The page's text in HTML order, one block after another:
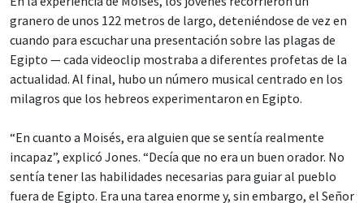
granero de unos 122 metros de largo, deteniéndose de vez en
cuando para escuchar una presentación sobre las plagas de
Egipto — cada videoclip mostraba a diferentes profetas de la
actualidad. Al final, hubo un número musical centrado en los
milagros que los hebreos experimentaron en Egipto.
“En cuanto a Moisés, era alguien que se sentía realmente
incapaz”, explicó Jones. “Decía que no era un buen orador. No
sentía tener las habilidades necesarias para guiar al pueblo
fuera de Egipto. Era una tarea enorme y, sin embargo, el Señor